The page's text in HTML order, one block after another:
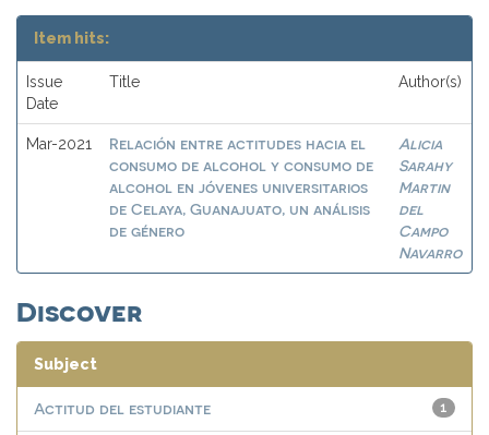
Item hits:
Issue
Date
Title Author(s)
Mar-2021
Relación entre actitudes hacia el
consumo de alcohol y consumo de
alcohol en jóvenes universitarios
de Celaya, Guanajuato, un análisis
de género
Alicia
Sarahy
Martin
del
Campo
Navarro
Discover
Subject
1
Actitud del estudiante